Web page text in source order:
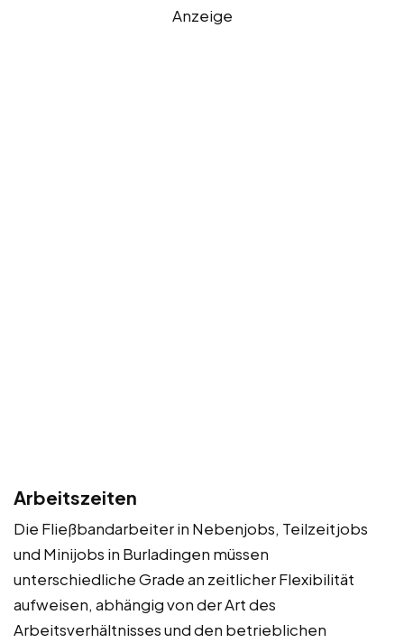
Anzeige
Arbeitszeiten
Die Fließbandarbeiter in Nebenjobs, Teilzeitjobs
und Minijobs in Burladingen müssen
unterschiedliche Grade an zeitlicher Flexibilität
aufweisen, abhängig von der Art des
Arbeitsverhältnisses und den betrieblichen